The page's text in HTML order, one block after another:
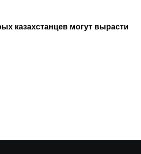
казахстанцев могут вырасти